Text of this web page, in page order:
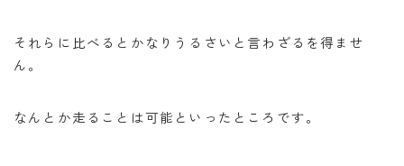
それらに比べるとかなりうるさいと言わざるを得ませ
ん。
なんとか走ることは可能といったところです。